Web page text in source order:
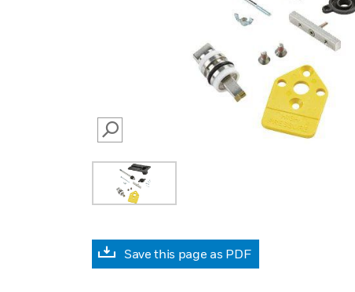
SEARCH
Save this page as PDF